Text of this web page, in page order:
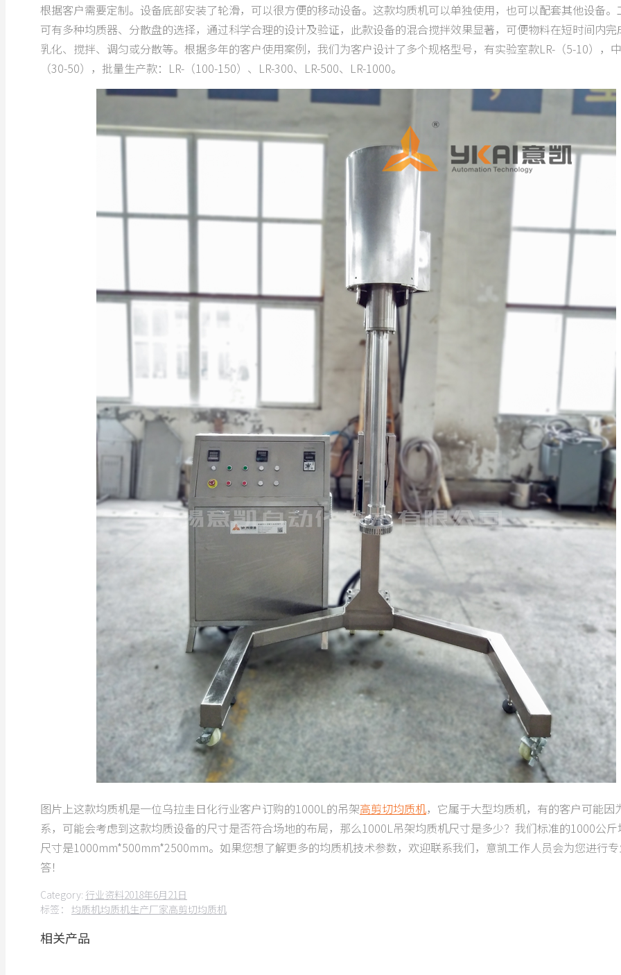
根据客户需要定制。设备底部安装了轮滑，可以很方便的移动设备。这款均质机可以单独使用，也可以配套其他设备。
可有多种均质器、分散盘的选择，通过科学合理的设计及验证，此款设备的混合搅拌效果显著，可便物料在短时间内完
乳化、搅拌、调匀或分散等。根据多年的客户使用案例，我们为客户设计了多个规格型号，有实验室款LR-（5-10），
（30-50），批量生产款：LR-（100-150）、LR-300、LR-500、LR-1000。
图片上这款均质机是一位乌拉圭日化行业客户订购的1000L的吊架高剪切均质机，它属于大型均质机，有的客户可能因
系，可能会考虑到这款均质设备的尺寸是否符合场地的布局，那么1000L吊架均质机尺寸是多少？我们标准的1000公
尺寸是1000mm*500mm*2500mm。如果您想了解更多的均质机技术参数，欢迎联系我们，意凯工作人员会为您进行
答！
Category: 行业资料2018年6月21日
标签： 均质机均质机生产厂家高剪切均质机
相关产品